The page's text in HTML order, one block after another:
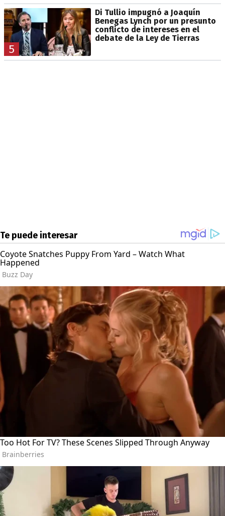
5
Di Tullio impugnó a Joaquín
Benegas Lynch por un presunto
conflicto de intereses en el
debate de la Ley de Tierras